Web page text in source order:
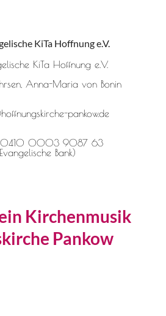
KiTa Hoffnung e.V.
KiTa Hoffnung e.V.
Anna-Maria von Bonin
pankow.de
0410 0003 9087 63
Bank)
Kirchenmusik
Pankow